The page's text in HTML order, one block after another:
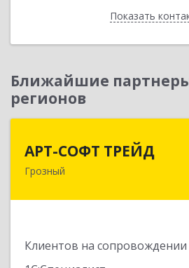
ПоказатьНазад
Ближайшие
регионов
АРТ-СОФТ ТРЕЙД
Грозный
Клиентов на сопровождении
364013, Чеченская Респ,